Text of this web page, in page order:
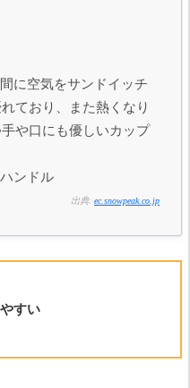
に空気をサンドイッチ
ており、また熱くなり
や口にも優しいカップ
ンドル
出典: ec.snowpeak.co.jp
すい